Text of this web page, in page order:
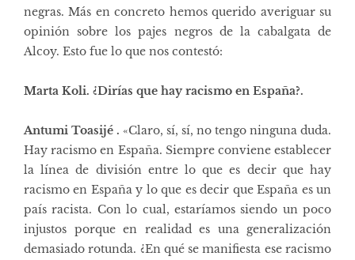
negras. Más en concreto hemos querido averiguar su
opinión sobre los pajes negros de la cabalgata de
Alcoy. Esto fue lo que nos contestó:
Marta Koli. ¿Dirías que hay racismo en España?.
Antumi Toasijé . «Claro, sí, sí, no tengo ninguna duda.
Hay racismo en España. Siempre conviene establecer
la línea de división entre lo que es decir que hay
racismo en España y lo que es decir que España es un
país racista. Con lo cual, estaríamos siendo un poco
injustos porque en realidad es una generalización
demasiado rotunda. ¿En qué se manifiesta ese racismo